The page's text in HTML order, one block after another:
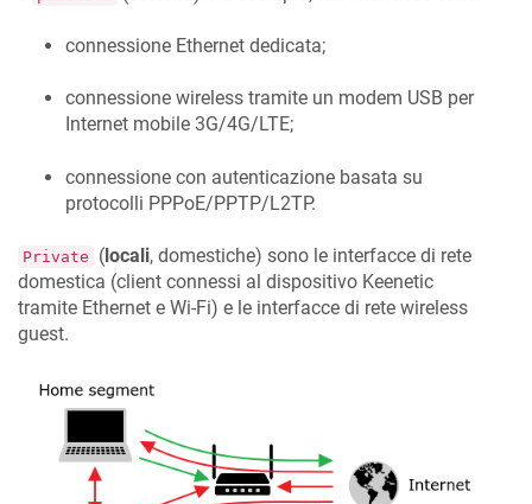
connessione Ethernet dedicata;
connessione wireless tramite un modem USB per
Internet mobile 3G/4G/LTE;
connessione con autenticazione basata su
protocolli PPPoE/PPTP/L2TP.
Private (locali, domestiche) sono le interfacce di rete
domestica (client connessi al dispositivo Keenetic
tramite Ethernet e Wi-Fi) e le interfacce di rete wireless
guest.